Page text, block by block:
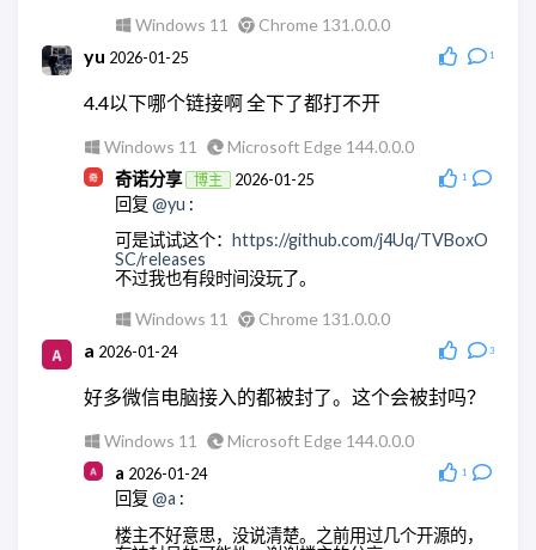
回复@ddy:
Android Quince Tart Chrome 146.0.0.0
Windows 11 Chrome 131.0.0.0
yu 2026-01-25 1
4.4以下哪个链接啊 全下了都打不开
Windows 11
Microsoft Edge 144.0.0.0
奇诺分享
博主 2026-01-25 1
回复 @yu :
可是试试这个： https://github.com/j4Uq/TVBoxO
SC/releases
不过我也有段时间没玩了。
Windows 11 Chrome 131.0.0.0
a 2026-01-24 3
好多微信电脑接入的都被封了。这个会被封吗？
Windows 11
Microsoft Edge 144.0.0.0
a 2026-01-24 1
回复 @a :
楼主不好意思，没说清楚。之前用过几个开源的，